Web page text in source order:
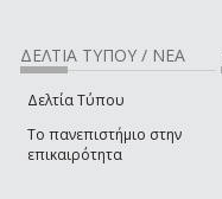
ΔΕΛΤΙΑ ΤΥΠΟΥ / ΝΕΑ
Δελτία Τύπου
Το πανεπιστήμιο στην
επικαιρότητα